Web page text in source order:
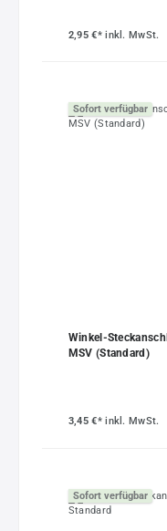
2,95 €*inkl. MwSt.
Sofort verfügbar
Winkel-
MSV (Standard)
3,45 €*inkl. MwSt.
Sofort verfügbar